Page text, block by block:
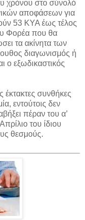
χρόνου στο σύνολό
αποφάσεων για
53 ΚΥΑ έως τέλος
Φορέα που θα
τα ακίνητα των
διαγωνισμός ή
ο εξωδικαστικός
έκτακτες συνθήκες
εντούτοις δεν
πέραν του α’
του ίδιου
θεσμούς.